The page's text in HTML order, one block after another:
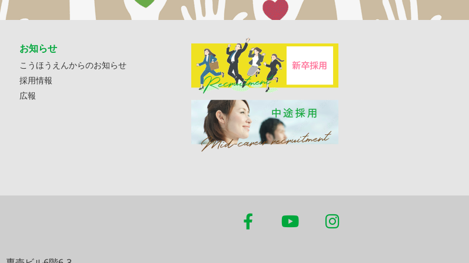
お知らせ
こうほうえんからのお知らせ
採用情報
広報